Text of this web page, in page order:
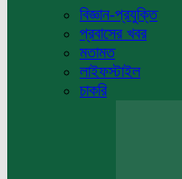
বিজ্ঞান-প্রযুক্তি
প্রবাসের খবর
মতামত
লাইফস্টাইল
চাকরি